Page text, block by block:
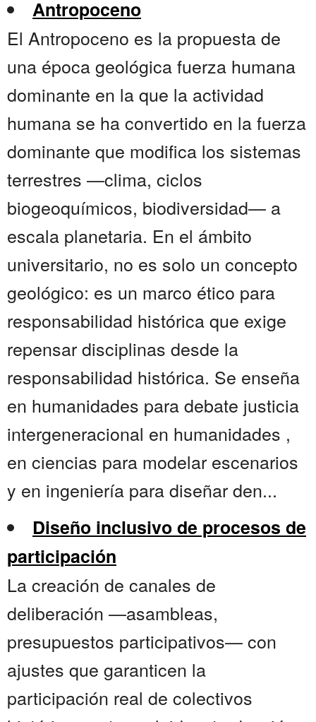
Antropoceno
El Antropoceno es la propuesta de
una época geológica fuerza humana
dominante en la que la actividad
humana se ha convertido en la fuerza
dominante que modifica los sistemas
terrestres —clima, ciclos
biogeoquímicos, biodiversidad— a
escala planetaria. En el ámbito
universitario, no es solo un concepto
geológico: es un marco ético para
responsabilidad histórica que exige
repensar disciplinas desde la
responsabilidad histórica. Se enseña
en humanidades para debate justicia
intergeneracional en humanidades ,
en ciencias para modelar escenarios
y en ingeniería para diseñar den...
Diseño inclusivo de procesos de
participación
La creación de canales de
deliberación —asambleas,
presupuestos participativos— con
ajustes que garanticen la
participación real de colectivos